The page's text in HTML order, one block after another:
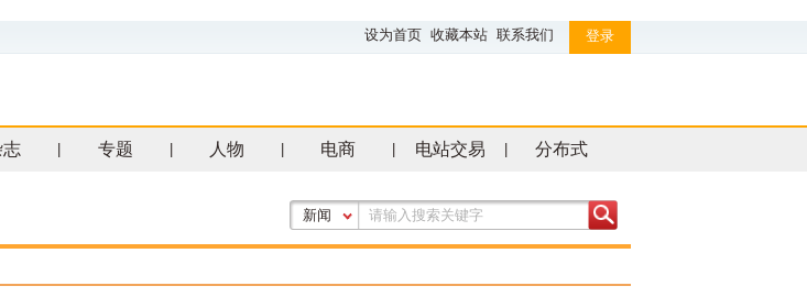
设为首页 收藏本站 联系我们 登录
志 专题 人物 电商 电站交易 分布式
新闻